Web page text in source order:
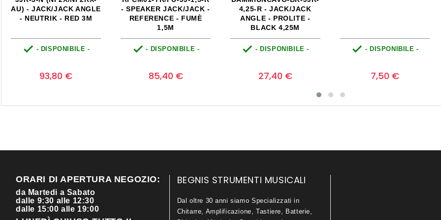
JACK -
- FUMÈ
-
4,25-R - JACK/JACK
ANGLE - PROLITE -
- DISPONIBILE - - DISPONIBILE - - DISPONIBILE - -
ORARI DI APERTURA NEGOZIO:
da Martedi a Sabato
dalle 9:30 alle 12:30
dalle 15:00 alle 19:00
BEGNIS STRUMENTI MUSICALI
Dal oltre 30 anni siamo Specializzati in
Chitarre, Amplificazione, Tastiere, Batterie,